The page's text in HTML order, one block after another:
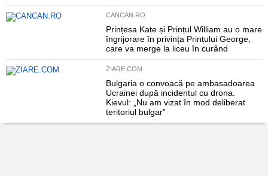
CANCAN.RO
Prințesa Kate și Prințul William au o mare
îngrijorare în privința Prințului George,
care va merge la liceu în curând
ZIARE.COM
Bulgaria o convoacă pe ambasadoarea
Ucrainei după incidentul cu drona.
Kievul: „Nu am vizat în mod deliberat
teritoriul bulgar”